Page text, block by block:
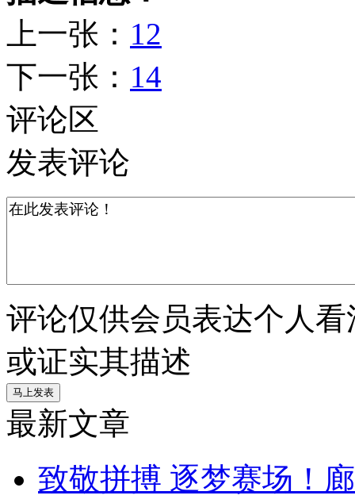
上一张： 12
下一张： 14
评论区
发表评论
评论仅供会员表达个人
或证实其描述
最新文章
致敬拼搏 逐梦赛场！